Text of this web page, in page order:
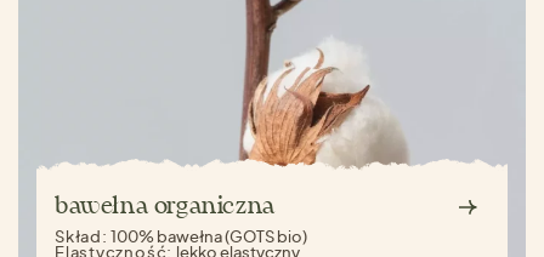
bawełna organiczna
Skład:100% bawełna (GOTS bio)
Elastyczność: lekko elastyczny